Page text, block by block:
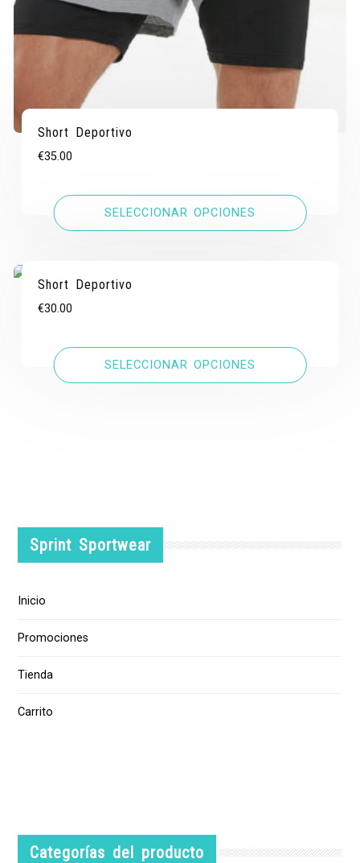
Short Deportivo
€35.00
SELECCIONAR OPCIONES
Short Deportivo
€30.00
SELECCIONAR OPCIONES
Sprint Sportwear
Inicio
Promociones
Tienda
Carrito
Categorías del producto